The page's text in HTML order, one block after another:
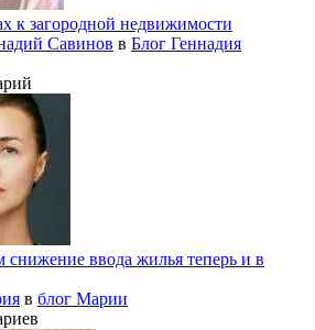
к загородной недвижимости
Савинов в Блог Геннадия
ввода жилья теперь и в
в блог Марии